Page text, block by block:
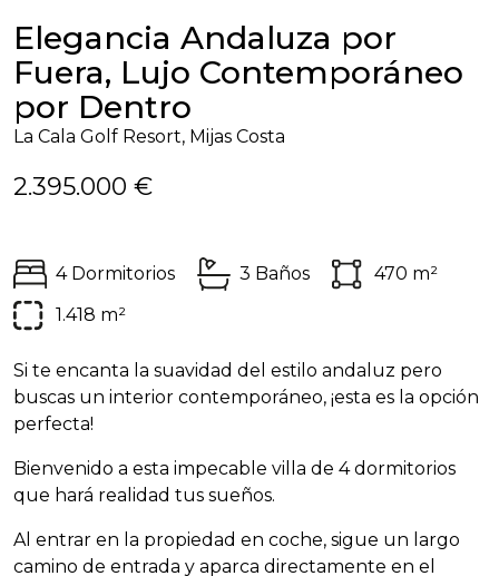
Elegancia Andaluza por
Fuera, Lujo Contemporáneo
por Dentro
La Cala Golf Resort, Mijas Costa
2.395.000 €
4 Dormitorios 3 Baños
470 m²
1.418 m²
Si te encanta la suavidad del estilo andaluz pero
buscas un interior contemporáneo, ¡esta es la opción
perfecta!
Bienvenido a esta impecable villa de 4 dormitorios
que hará realidad tus sueños.
Al entrar en la propiedad en coche, sigue un largo
camino de entrada y aparca directamente en el